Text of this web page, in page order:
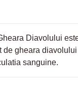
Diavolului
de gheara
sanguine.